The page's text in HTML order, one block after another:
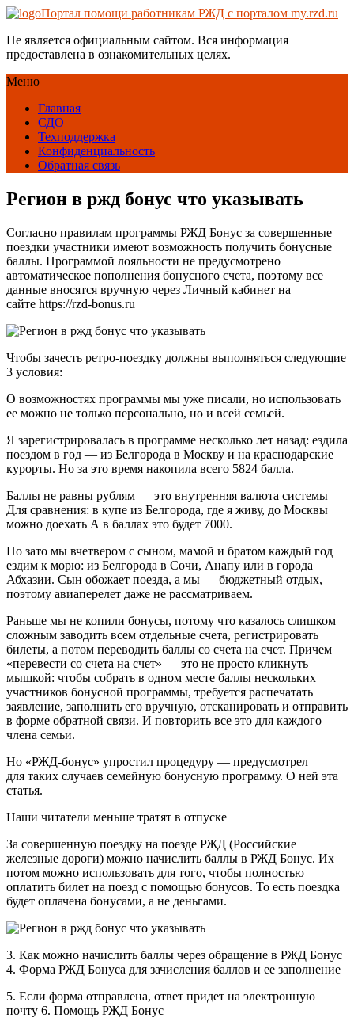
Портал помощи работникам РЖД с порталом my.rzd.ru
Не является официальным сайтом. Вся информация
предоставлена в ознакомительных целях.
Меню
Главная
СДО
Техподдержка
Конфиденциальность
Обратная связь
Регион в ржд бонус что указывать
Согласно правилам программы РЖД Бонус за совершенные
поездки участники имеют возможность получить бонусные
баллы. Программой лояльности не предусмотрено
автоматическое пополнения бонусного счета, поэтому все
данные вносятся вручную через Личный кабинет на
сайте https://rzd-bonus.ru
Чтобы зачесть ретро-поездку должны выполняться следующие
3 условия:
О возможностях программы мы уже писали, но использовать
ее можно не только персонально, но и всей семьей.
Я зарегистрировалась в программе несколько лет назад: ездила
поездом в год — из Белгорода в Москву и на краснодарские
курорты. Но за это время накопила всего 5824 балла.
Баллы не равны рублям — это внутренняя валюта системы
Для сравнения: в купе из Белгорода, где я живу, до Москвы
можно доехать А в баллах это будет 7000.
Но зато мы вчетвером с сыном, мамой и братом каждый год
ездим к морю: из Белгорода в Сочи, Анапу или в города
Абхазии. Сын обожает поезда, а мы — бюджетный отдых,
поэтому авиаперелет даже не рассматриваем.
Раньше мы не копили бонусы, потому что казалось слишком
сложным заводить всем отдельные счета, регистрировать
билеты, а потом переводить баллы со счета на счет. Причем
«перевести со счета на счет» — это не просто кликнуть
мышкой: чтобы собрать в одном месте баллы нескольких
участников бонусной программы, требуется распечатать
заявление, заполнить его вручную, отсканировать и отправить
в форме обратной связи. И повторить все это для каждого
члена семьи.
Но «РЖД-бонус» упростил процедуру — предусмотрел
для таких случаев семейную бонусную программу. О ней эта
статья.
Наши читатели меньше тратят в отпуске
За совершенную поездку на поезде РЖД (Российские
железные дороги) можно начислить баллы в РЖД Бонус. Их
потом можно использовать для того, чтобы полностью
оплатить билет на поезд с помощью бонусов. То есть поездка
будет оплачена бонусами, а не деньгами.
3. Как можно начислить баллы через обращение в РЖД Бонус
4. Форма РЖД Бонуса для зачисления баллов и ее заполнение
5. Если форма отправлена, ответ придет на электронную
почту 6. Помощь РЖД Бонус